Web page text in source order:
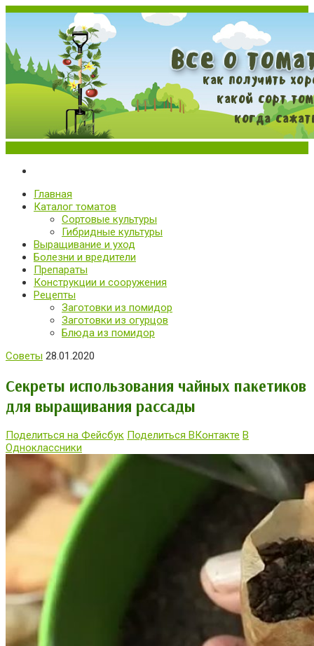
Все о томатах. Выращивание томатов. Сорта и рассада.
Выращивание и уход за томатами
Главная
Каталог томатов
Сортовые культуры
Гибридные культуры
Выращивание и уход
Болезни и вредители
Препараты
Конструкции и сооружения
Рецепты
Заготовки из помидор
Заготовки из огурцов
Блюда из помидор
Советы 28.01.2020
Секреты использования чайных пакетиков
для выращивания рассады
Поделиться на Фейсбук Поделиться ВКонтакте В
Одноклассники